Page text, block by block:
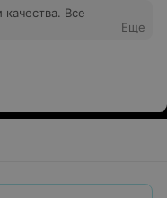
Все
Еще